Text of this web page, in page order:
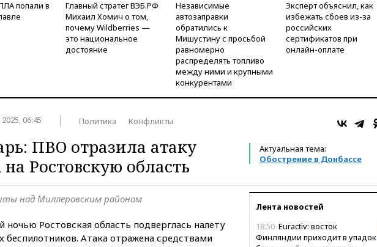
попали в
Главный стратег ВЭБ.РФ
Михаил Хомич о том,
почему Wildberries —
это национальное
достояние
Независимые
автозаправки
обратились к
Мишустину с просьбой
равномерно
распределять топливо
между ними и крупными
конкурентами
Эксперт объяснил, как
избежать сбоев из-за
российских
сертификатов при
онлайн-оплате
06:45 Политика Конфликты
Актуальная тема:
Обострение в Донбассе
ПВО отразила атаку
Ростовскую область
Лента новостей
18:50 Euractiv: восток
Финляндии приходит в упадок
над Миллеровским районом
Ростовская область подверглась налету
беспилотников. Атака отражена средствами